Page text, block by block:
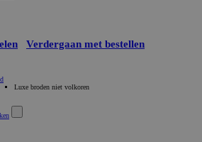
Verdergaan met bestellen
Luxe broden niet volkoren